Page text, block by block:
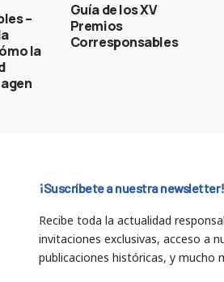
–
la
Guía de los XV
Premios
Corresponsables
¡Suscríbete a nuestra newsletter!
Recibe toda la actualidad
invitaciones exclusivas, acceso a
publicaciones históricas, y mucho